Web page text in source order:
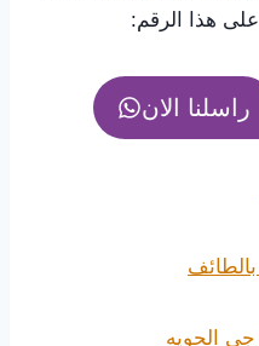
هذا الرقم:
راسلنا الان